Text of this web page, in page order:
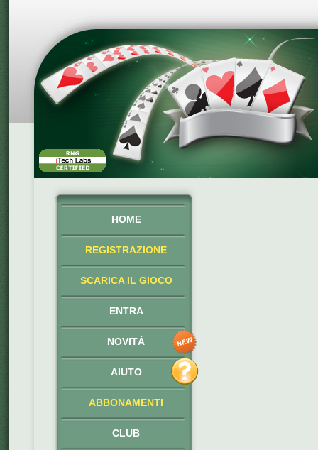
HOME
REGISTRAZIONE
SCARICA IL GIOCO
ENTRA
NOVITÀ
AIUTO
ABBONAMENTI
CLUB